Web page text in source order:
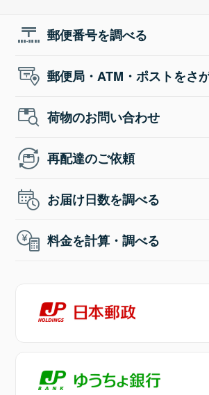
郵便番号を調べる
郵便局・ATM・ポストをさ
荷物のお問い合わせ
再配達のご依頼
お届け日数を調べる
料金を計算・調べる